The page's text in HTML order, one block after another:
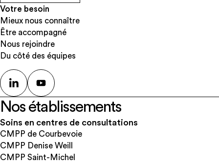
Votre besoin
Mieux nous connaître
Être accompagné
Nous rejoindre
Du côté des équipes
Nos établissements
Soins en centres de consultations
CMPP de Courbevoie
CMPP Denise Weill
CMPP Saint-Michel